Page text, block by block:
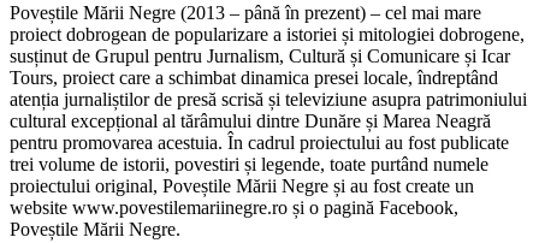
Poveștile Mării Negre (2013 – până în prezent) – cel mai mare
proiect dobrogean de popularizare a istoriei și mitologiei dobrogene,
susținut de Grupul pentru Jurnalism, Cultură și Comunicare și Icar
Tours, proiect care a schimbat dinamica presei locale, îndreptând
atenția jurnaliștilor de presă scrisă și televiziune asupra patrimoniului
cultural excepțional al tărâmului dintre Dunăre și Marea Neagră
pentru promovarea acestuia. În cadrul proiectului au fost publicate
trei volume de istorii, povestiri și legende, toate purtând numele
proiectului original, Poveștile Mării Negre și au fost create un
website www.povestilemariinegre.ro și o pagină Facebook,
Poveștile Mării Negre.